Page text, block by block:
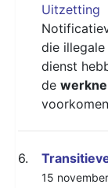
Uitzetting
die illegale
dienst
de
6.
15